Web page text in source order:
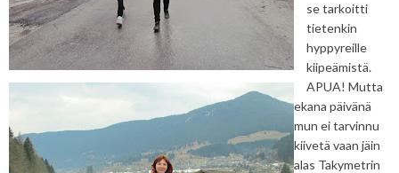
se tarkoitti
tietenkin
hyppyreille
kiipeämistä.
APUA! Mutta
ekana päivänä
mun ei tarvinnu
kiivetä vaan jäin
alas Takymetrin